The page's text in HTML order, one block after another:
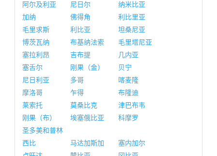
阿尔及利亚
尼日尔
纳米比亚
加纳
佛得角
利比里亚
毛里求斯
利比亚
坦桑尼亚
博茨瓦纳
布基纳法索
毛里塔尼亚
塞拉利昂
吉布提
几内亚
塞舌尔
刚果（金）
贝宁
尼日利亚
多哥
喀麦隆
摩洛哥
乍得
布隆迪
莱索托
莫桑比克
津巴布韦
刚果（布）
埃塞俄比亚
科摩罗
圣多美和普林
西比
马达加斯加
塞内加尔